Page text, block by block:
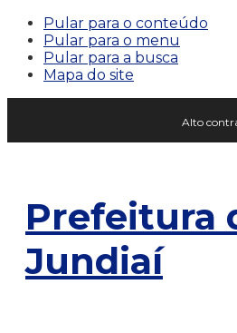
Pular para o conteúdo
Pular para o menu
Pular para a busca
Mapa do site
Alto
Prefeitura
Jundiaí